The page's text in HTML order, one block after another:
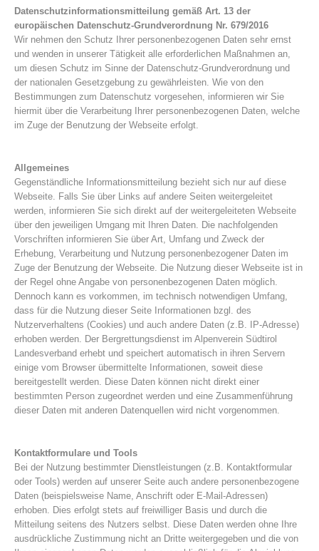
Vereinsgeschichte
Bergrettungsstellen
Datenschutzinformationsmitteilung gemäß Art. 13 der
europäischen Datenschutz-Grundverordnung Nr. 679/2016
Wir nehmen den Schutz Ihrer personenbezogenen Daten sehr ernst
und wenden in unserer Tätigkeit alle erforderlichen Maßnahmen an,
um diesen Schutz im Sinne der Datenschutz-Grundverordnung und
der nationalen Gesetzgebung zu gewährleisten. Wie von den
Bestimmungen zum Datenschutz vorgesehen, informieren wir Sie
hiermit über die Verarbeitung Ihrer personenbezogenen Daten, welche
im Zuge der Benutzung der Webseite erfolgt.
Allgemeines
Gegenständliche Informationsmitteilung bezieht sich nur auf diese
Webseite. Falls Sie über Links auf andere Seiten weitergeleitet
werden, informieren Sie sich direkt auf der weitergeleiteten Webseite
über den jeweiligen Umgang mit Ihren Daten. Die nachfolgenden
Vorschriften informieren Sie über Art, Umfang und Zweck der
Erhebung, Verarbeitung und Nutzung personenbezogener Daten im
Zuge der Benutzung der Webseite. Die Nutzung dieser Webseite ist in
der Regel ohne Angabe von personenbezogenen Daten möglich.
Dennoch kann es vorkommen, im technisch notwendigen Umfang,
dass für die Nutzung dieser Seite Informationen bzgl. des
Nutzerverhaltens (Cookies) und auch andere Daten (z.B. IP-Adresse)
erhoben werden. Der Bergrettungsdienst im Alpenverein Südtirol
Landesverband erhebt und speichert automatisch in ihren Servern
einige vom Browser übermittelte Informationen, soweit diese
bereitgestellt werden. Diese Daten können nicht direkt einer
bestimmten Person zugeordnet werden und eine Zusammenführung
dieser Daten mit anderen Datenquellen wird nicht vorgenommen.
Kontaktformulare und Tools
Bei der Nutzung bestimmter Dienstleistungen (z.B. Kontaktformular
oder Tools) werden auf unserer Seite auch andere personenbezogene
Daten (beispielsweise Name, Anschrift oder E-Mail-Adressen)
erhoben. Dies erfolgt stets auf freiwilliger Basis und durch die
Mitteilung seitens des Nutzers selbst. Diese Daten werden ohne Ihre
ausdrückliche Zustimmung nicht an Dritte weitergegeben und die von